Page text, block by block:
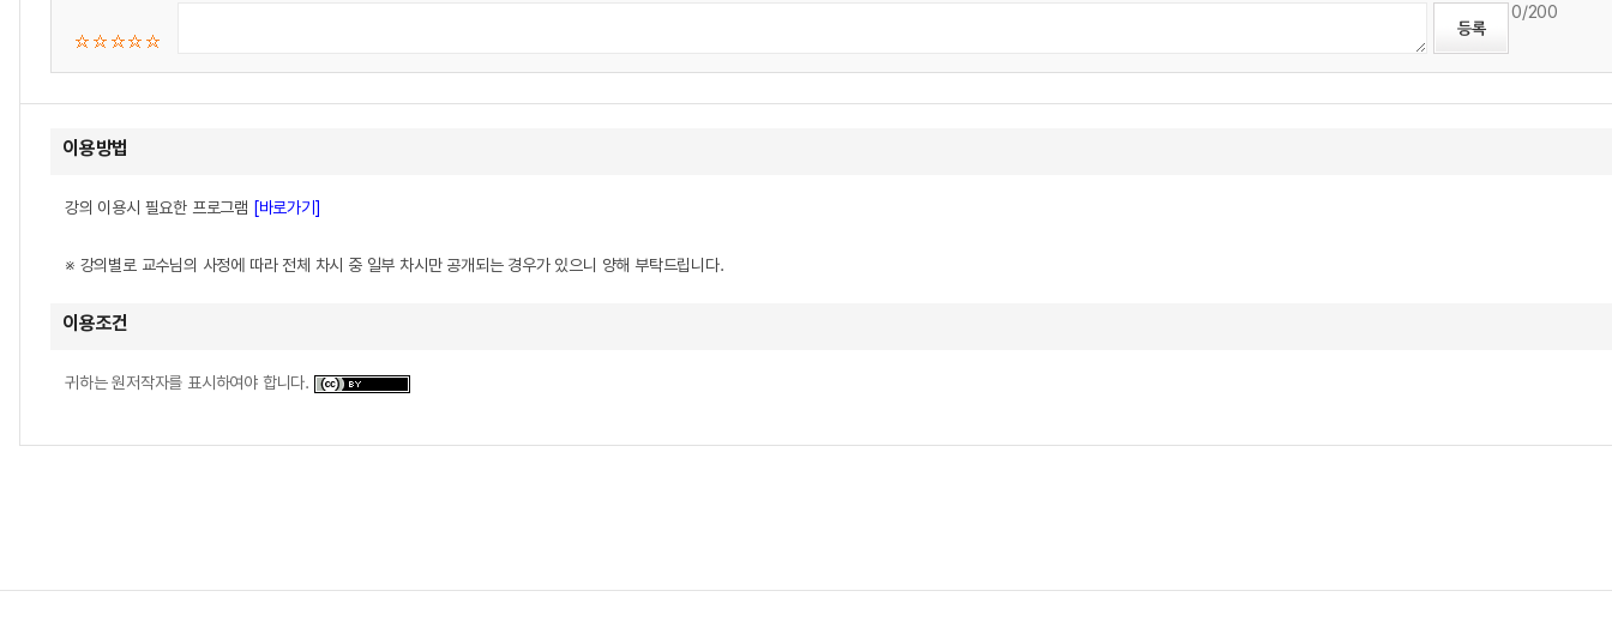
0/200
이용방법
강의 이용시 필요한 프로그램 [바로가기]
※ 강의별로 교수님의 사정에 따라 전체 차시 중 일부 차시만 공개되는 경우가 있으니 양해 부탁드립니다.
이용조건
귀하는 원저작자를 표시하여야 합니다.